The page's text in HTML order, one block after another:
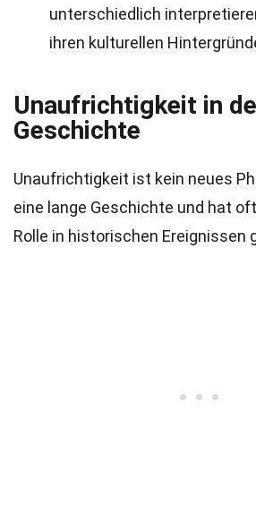
unterschiedlich
ihren kulturellen
Unaufrichtigkeit in
Geschichte
Unaufrichtigkeit ist kein neues
eine lange Geschichte und hat
Rolle in historischen Ereignissen